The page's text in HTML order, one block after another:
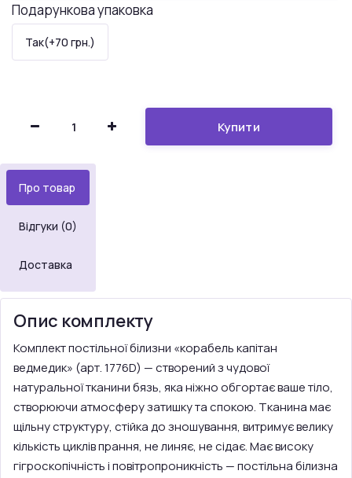
Подарункова упаковка
Так(+70 грн.)
Купити
Про товар
Відгуки (0)
Доставка
Опис комплекту
Комплект постільної білизни «корабель капітан
ведмедик» (арт. 1776D) — створений з чудової
натуральної тканини бязь, яка ніжно обгортає ваше тіло,
створюючи атмосферу затишку та спокою. Тканина має
щільну структуру, стійка до зношування, витримує велику
кількість циклів прання, не линяє, не сідає. Має високу
гігроскопічність і повітропроникність — постільна білизна